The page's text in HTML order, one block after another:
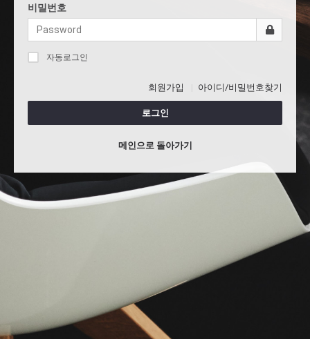
비밀번호
자동로그인
회원가입 아이디/비밀번호찾기
로그인
메인으로 돌아가기